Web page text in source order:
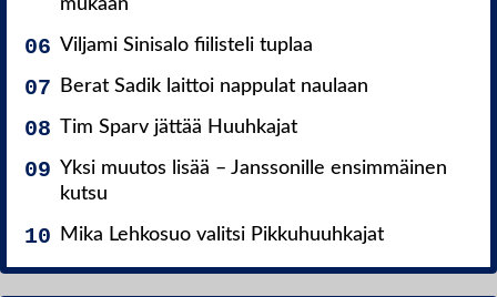
mukaan
Viljami Sinisalo fiilisteli tuplaa
Berat Sadik laittoi nappulat naulaan
Tim Sparv jättää Huuhkajat
Yksi muutos lisää – Janssonille ensimmäinen
kutsu
Mika Lehkosuo valitsi Pikkuhuuhkajat